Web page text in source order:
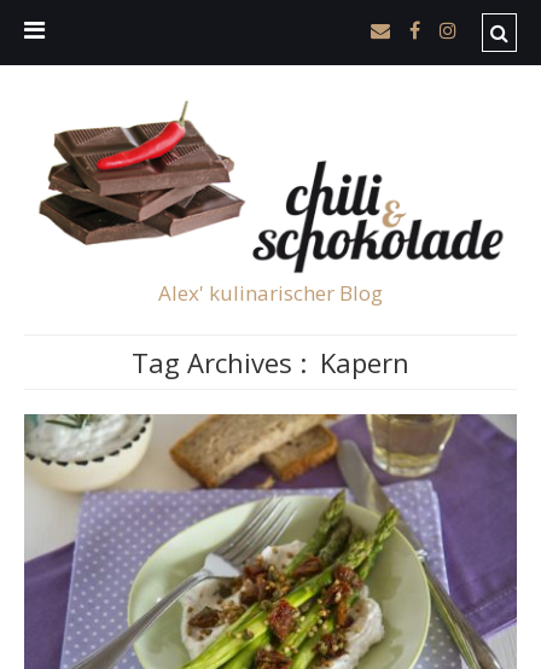
Alex' kulinarischer Blog
Tag Archives : Kapern